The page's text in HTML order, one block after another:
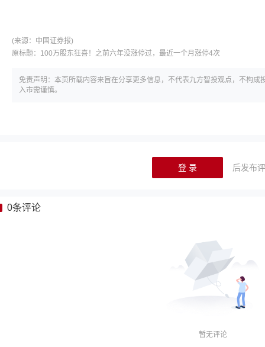
(来源： 中国证券报)
原标题： 100万股东狂喜！之前六年没涨停过，最近一个月涨停4次
免责声明：本页所载内容来旨在分享更多信息，不代表九方智投观点，不构
入市需谨慎。
登 录 后发布
0条评论
暂无评论